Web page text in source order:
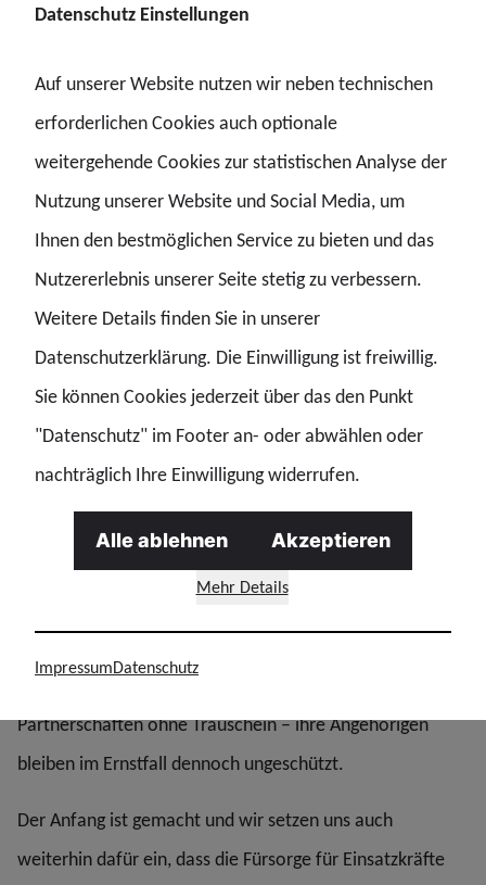
die Entschädigungsleistungen künftig automatisch an die
Damit konnten wir unsere Forderungen nach mehr
Sicherheit für Hinterbliebene umsetzen. Dieser Schritt ist
ein wichtiges Zeichen der Wertschätzung gegenüber den
Kolleginnen und Kollegen. Auf Grund unserer intensiven
Bemühungen, wurde die Notwendigkeit vom Gesetzgeber
erkannt. Wir sind dankbar, dass sich hier nun einiges zum
Positiven entwickelt hat.
Schließung der bestehenden Lücke hinsichtlich auf Dauer
angelegter Lebensgemeinschaften. Denn diese werden
noch immer nicht berücksichtigt. Das entspricht jedoch
Partnerschaften ohne Trauschein – ihre Angehörigen
bleiben im Ernstfall dennoch ungeschützt.
Der Anfang ist gemacht und wir setzen uns auch
weiterhin dafür ein, dass die Fürsorge für Einsatzkräfte
Datenschutz Einstellungen
Auf unserer Website nutzen wir neben technischen
erforderlichen Cookies auch optionale
weitergehende Cookies zur statistischen Analyse der
Nutzung unserer Website und Social Media, um
Ihnen den bestmöglichen Service zu bieten und das
Nutzererlebnis unserer Seite stetig zu verbessern.
Weitere Details finden Sie in unserer
Datenschutzerklärung. Die Einwilligung ist freiwillig.
Sie können Cookies jederzeit über das den Punkt
"Datenschutz" im Footer an- oder abwählen oder
nachträglich Ihre Einwilligung widerrufen.
Mehr Details
Alle ablehnen Akzeptieren
ImpressumDatenschutz